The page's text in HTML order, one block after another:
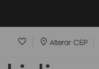
Alterar CEP